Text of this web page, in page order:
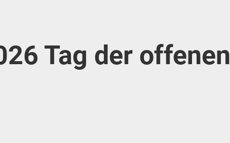
Tag der offenen